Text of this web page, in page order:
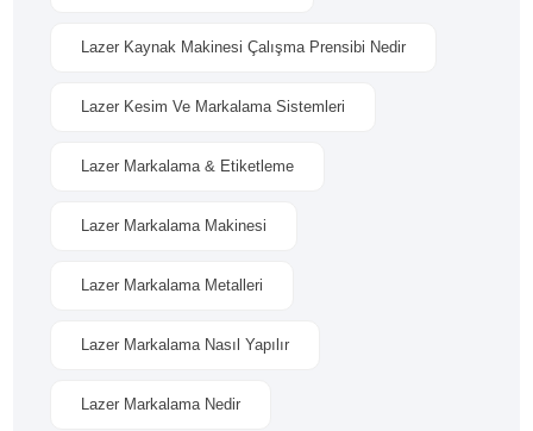
Lazer Kaynak Makinesi Çalışma Prensibi Nedir
Lazer Kesim Ve Markalama Sistemleri
Lazer Markalama & Etiketleme
Lazer Markalama Makinesi
Lazer Markalama Metalleri
Lazer Markalama Nasıl Yapılır
Lazer Markalama Nedir